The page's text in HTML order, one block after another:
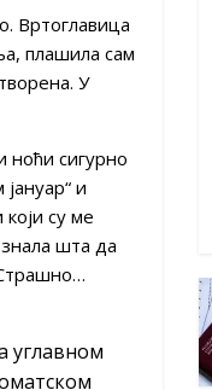
Вртоглавица
плашила сам
У
ноћи сигурно
и
су ме
шта да
углавном